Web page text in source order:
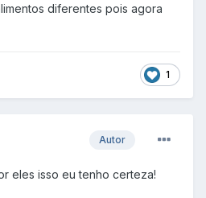
diferentes pois agora
1
Autor
eles isso eu tenho certeza!